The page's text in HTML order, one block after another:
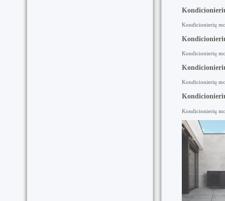
Kondicionierių
Kondicionierių
Kondicionierių
Kondicionierių